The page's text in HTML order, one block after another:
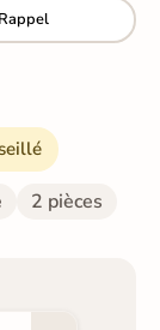
Rappel
2 pièces